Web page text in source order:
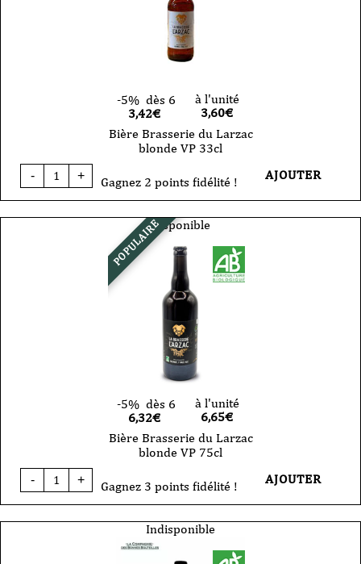
-5% dès 6
3,42€
à l'unité
3,60€
Bière Brasserie du Larzac
blonde VP 33cl
-
quantité
de
du
+ Gagnez 2 points fidélité ! AJOUTER
POPULAIREDisponible
-5% dès 6
6,32€
à l'unité
6,65€
Bière Brasserie du Larzac
blonde VP 75cl
-
quantité
de
du
+ Gagnez 3 points fidélité ! AJOUTER
Indisponible